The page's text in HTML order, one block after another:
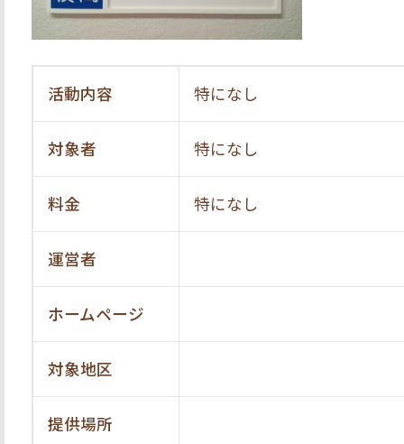
活動内容 特になし
対象者 特になし
料金 特になし
運営者
ホームページ
対象地区
提供場所